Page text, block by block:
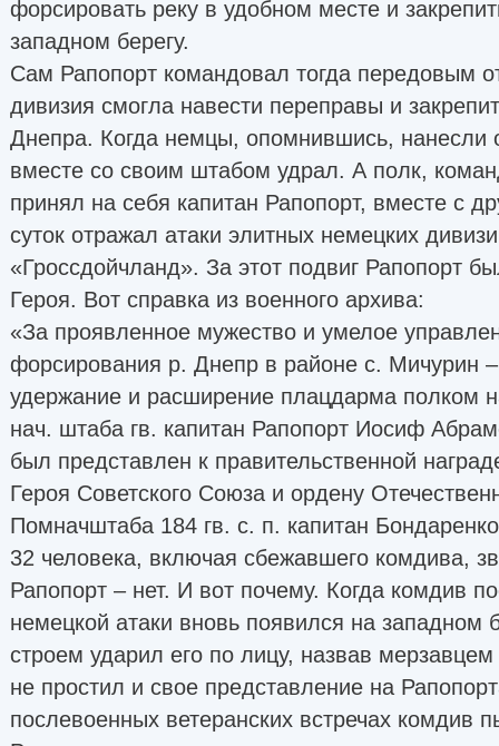
форсировать реку в удобном месте и
западном берегу.
Сам Рапопорт командовал тогда передовым
дивизия смогла навести переправы и
Днепра. Когда немцы, опомнившись, нанесли
вместе со своим штабом удрал. А полк,
принял на себя капитан Рапопорт, вместе с
суток отражал атаки элитных немецких
«Гроссдойчланд». За этот подвиг Рапопорт
Героя. Вот справка из военного архива:
«За проявленное мужество и умелое
форсирования р. Днепр в районе с. Мичурин –
удержание и расширение плацдарма полком
нач. штаба гв. капитан Рапопорт Иосиф
был представлен к правительственной
Героя Советского Союза и ордену
Помначштаба 184 гв. с. п. капитан
32 человека, включая сбежавшего комдива,
Рапопорт – нет. И вот почему. Когда комдив
немецкой атаки вновь появился на западном
строем ударил его по лицу, назвав
не простил и свое представление на
послевоенных ветеранских встречах комдив